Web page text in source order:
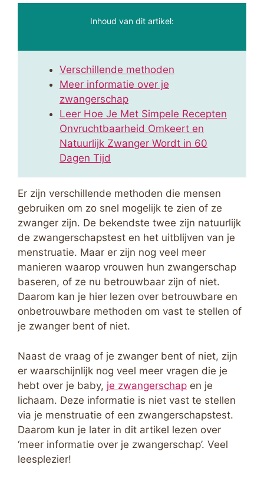
Inhoud van dit artikel:
Verschillende methoden
Meer informatie over je
zwangerschap
Leer Hoe Je Met Simpele Recepten
Onvruchtbaarheid Omkeert en
Natuurlijk Zwanger Wordt in 60
Dagen Tijd
Er zijn verschillende methoden die mensen
gebruiken om zo snel mogelijk te zien of ze
zwanger zijn. De bekendste twee zijn natuurlijk
de zwangerschapstest en het uitblijven van je
menstruatie. Maar er zijn nog veel meer
manieren waarop vrouwen hun zwangerschap
baseren, of ze nu betrouwbaar zijn of niet.
Daarom kan je hier lezen over betrouwbare en
onbetrouwbare methoden om vast te stellen of
je zwanger bent of niet.
Naast de vraag of je zwanger bent of niet, zijn
er waarschijnlijk nog veel meer vragen die je
hebt over je baby, je zwangerschap en je
lichaam. Deze informatie is niet vast te stellen
via je menstruatie of een zwangerschapstest.
Daarom kun je later in dit artikel lezen over
‘meer informatie over je zwangerschap’. Veel
leesplezier!